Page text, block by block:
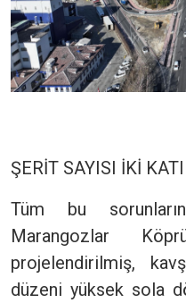
ŞERİT SAYISI İKİ
Tüm bu
Marangozlar
projelendirilmiş,
düzeni yüksek sola